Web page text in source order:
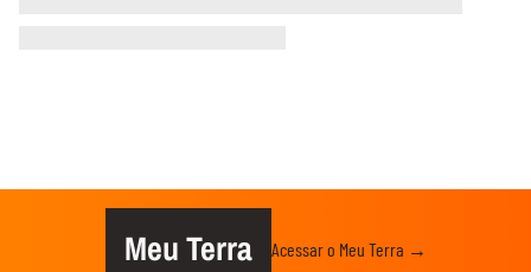
Meu Terra Acessar o Meu Terra →